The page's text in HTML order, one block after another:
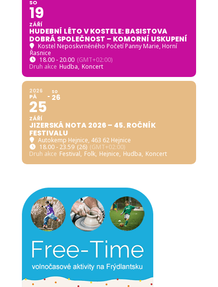
SO
19
ZÁŘÍ
HUDEBNÍ LÉTO V KOSTELE: BASISTOVA
DOBRÁ SPOLEČNOST – KOMORNÍ USKUPENÍ
Kostel Neposkvrněného Početí Panny Marie, Horní
Řasnice
18.00 - 20.00 (GMT+02:00)
Druh akce Hudba, Koncert
2026
PÁ
25
ZÁŘÍ
SO
26
JIZERSKÁ NOTA 2026 – 45. ROČNÍK
FESTIVALU
Autokemp Hejnice, 463 62 Hejnice
18.00 - 23.59 (26) (GMT+02:00)
Druh akce Festival, Folk, Hejnice, Hudba, Koncert